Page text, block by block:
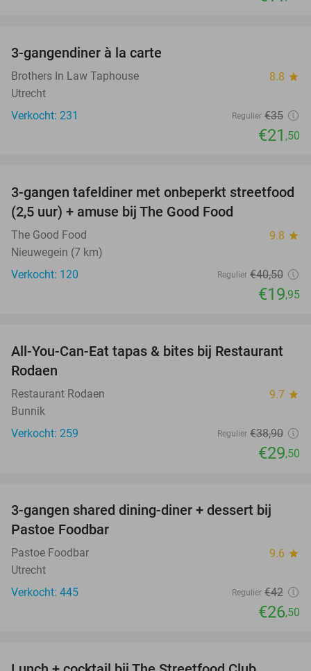
3-gangendiner à la carte
Brothers In Law Taphouse 8.8 star
Utrecht
Verkocht: 231
Regulier €35
€21 ,50
51%
3-gangen tafeldiner met onbeperkt streetfood
(2,5 uur) + amuse bij The Good Food
The Good Food 9.8 star
Nieuwegein (7 km)
Verkocht: 120
Regulier €40,50
€19,95
24%
All-You-Can-Eat tapas & bites bij Restaurant
Rodaen
Restaurant Rodaen 9.7 star
Bunnik
Verkocht: 259
Regulier €38,90
€29,50
37%
3-gangen shared dining-diner + dessert bij
Pastoe Foodbar
Pastoe Foodbar 9.6 star
Utrecht
Verkocht: 445
Regulier €42
€26,50